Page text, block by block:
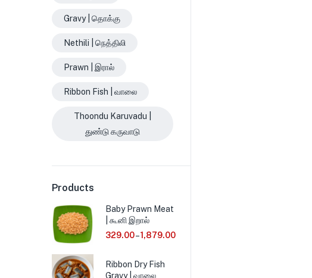
Gravy | தொக்கு
Nethili | நெத்திலி
Prawn | இரால்
Ribbon Fish | வாலை
Thoondu Karuvadu |
துண்டு கருவாடு
Products
Baby Prawn Meat
| கூனி இறால்
329.00–1,879.00
Ribbon Dry Fish
Gravy | வாலை